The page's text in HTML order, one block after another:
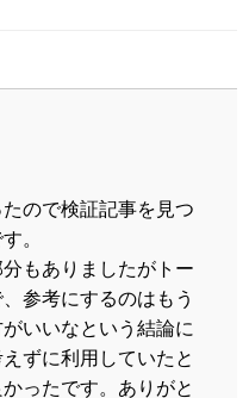
ので検証記事を見つ
。
もありましたがトー
参考にするのはもう
いいなという結論に
ずに利用していたと
ったです。ありがと